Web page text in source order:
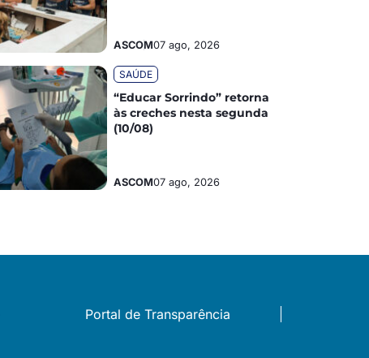
ASCOM07 ago, 2026
SAÚDE
“Educar Sorrindo” retorna
às creches nesta segunda
(10/08)
ASCOM07 ago, 2026
Portal de Transparência